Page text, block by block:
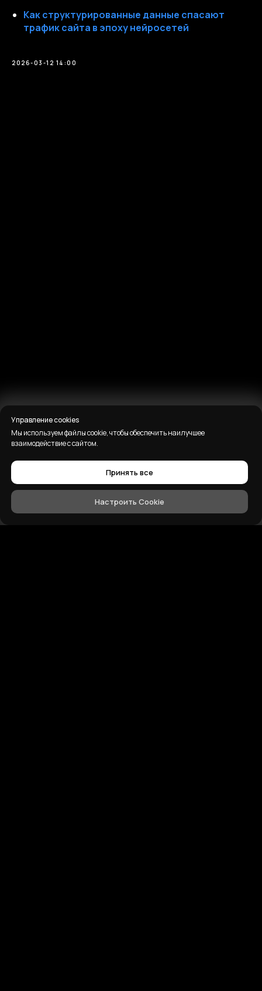
Как структурированные данные спасают
трафик сайта в эпоху нейросетей
2026-03-12 14:00
Управление cookies
Мы используем файлы cookie, чтобы обеспечить наилучшее
взаимодействие с сайтом.
Принять все
Настроить Cookie